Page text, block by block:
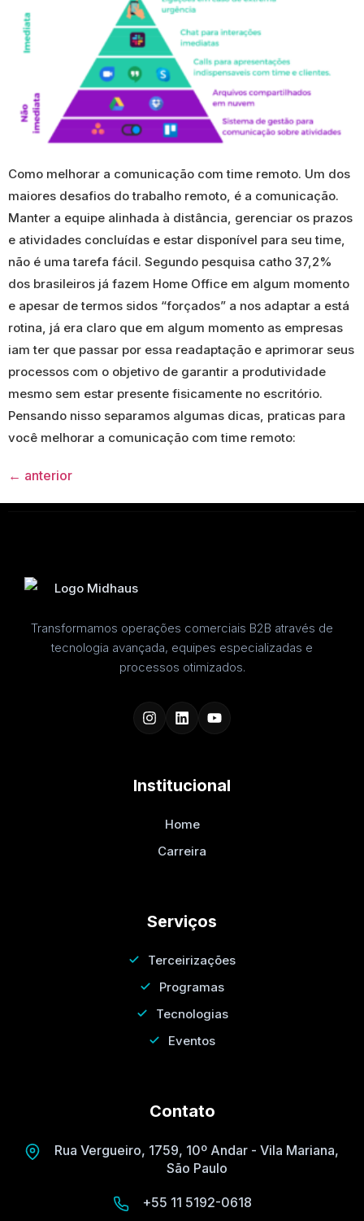
Como melhorar a comunicação com time remoto. Um dos
maiores desafios do trabalho remoto, é a comunicação.
Manter a equipe alinhada à distância, gerenciar os prazos
e atividades concluídas e estar disponível para seu time,
não é uma tarefa fácil. Segundo pesquisa catho 37,2%
dos brasileiros já fazem Home Office em algum momento
e apesar de termos sidos “forçados” a nos adaptar a está
rotina, já era claro que em algum momento as empresas
iam ter que passar por essa readaptação e aprimorar seus
processos com o objetivo de garantir a produtividade
mesmo sem estar presente fisicamente no escritório.
Pensando nisso separamos algumas dicas, praticas para
você melhorar a comunicação com time remoto:
← anterior
Transformamos operações comerciais B2B através de
tecnologia avançada, equipes especializadas e
processos otimizados.
Institucional
Home
Carreira
Serviços
Terceirizações
Programas
Tecnologias
Eventos
Contato
Rua Vergueiro, 1759, 10º Andar - Vila Mariana,
São Paulo
+55 11 5192-0618